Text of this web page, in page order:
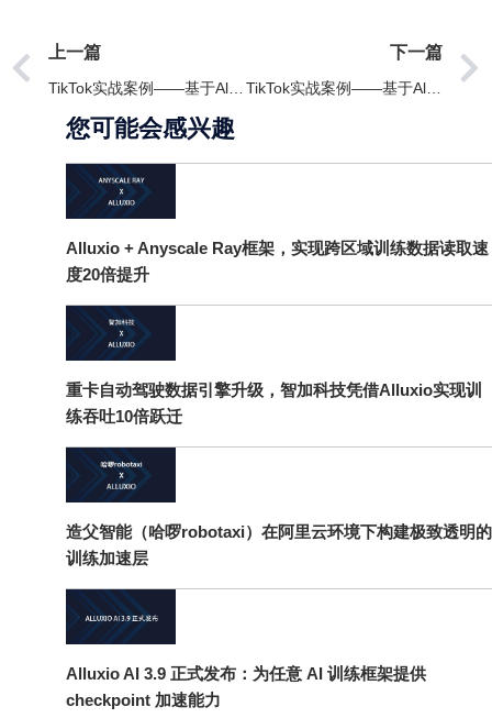
上一篇
TikTok实战案例——基于Alluxio优化Presto性能
下一篇
TikTok实战案例——基于Alluxio优化Presto性能
您可能会感兴趣
Alluxio + Anyscale Ray框架，实现跨区域训练数据读取速
度20倍提升
重卡自动驾驶数据引擎升级，智加科技凭借Alluxio实现训
练吞吐10倍跃迁
造父智能（哈啰robotaxi）在阿里云环境下构建极致透明的
训练加速层
Alluxio AI 3.9 正式发布：为任意 AI 训练框架提供
checkpoint 加速能力